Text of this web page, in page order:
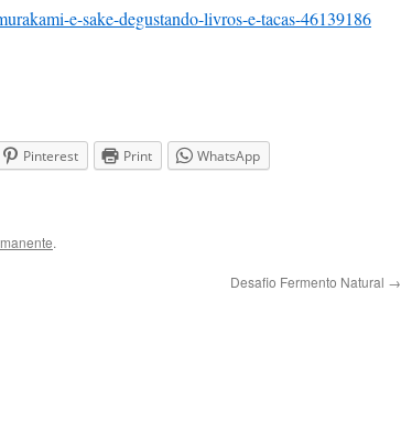
e-sake-degustando-livros-e-tacas-46139186
Pinterest Print WhatsApp
.
Desafio Fermento Natural →